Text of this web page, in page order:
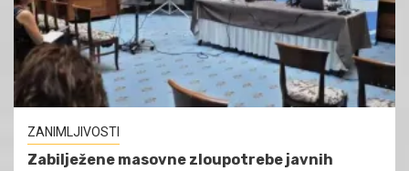
ZANIMLJIVOSTI
Zabilježene masovne zloupotrebe javnih